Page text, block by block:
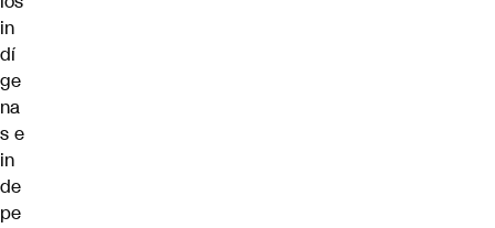
in
dí
ge
na
s e
in
de
pe